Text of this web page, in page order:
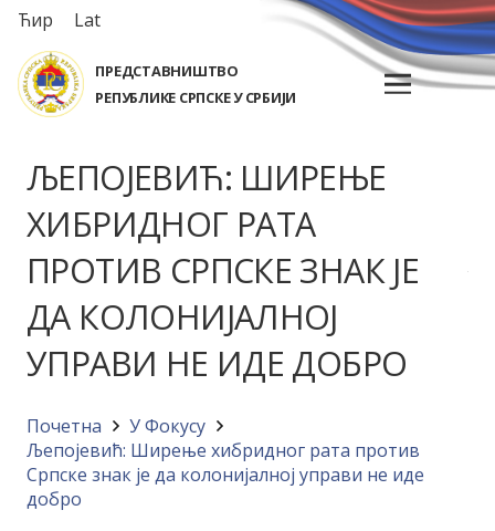
Ћир Lat
ПРЕДСТАВНИШТВО
РЕПУБЛИКЕ СРПСКЕ У СРБИЈИ
ЉЕПОЈЕВИЋ: ШИРЕЊЕ
ХИБРИДНОГ РАТА
ПРОТИВ СРПСКЕ ЗНАК ЈЕ
ДА КОЛОНИЈАЛНОЈ
УПРАВИ НЕ ИДЕ ДОБРО
Почетна
У Фокусу
Љепојевић: Ширење хибридног рата против
Српске знак је да колонијалној управи не иде
добро